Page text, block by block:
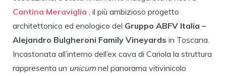
Cantina Meraviglia , il più ambizioso progetto
architettonico ed enologico del Gruppo ABFV Italia –
Alejandro Bulgheroni Family Vineyards in Toscana.
Incastonata all’interno dell’ex cava di Cariola la struttura
rappresenta un unicumnel panorama vitivinicolo